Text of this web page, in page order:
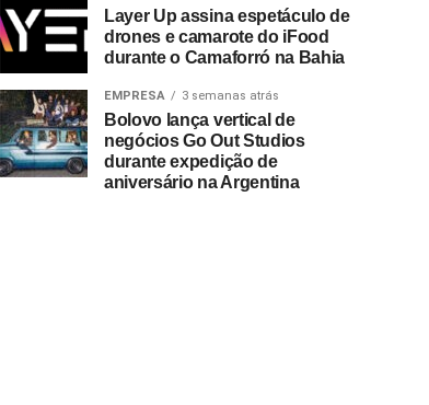
Layer Up assina espetáculo de
drones e camarote do iFood
durante o Camaforró na Bahia
EMPRESA 3 semanas atrás
Bolovo lança vertical de
negócios Go Out Studios
durante expedição de
aniversário na Argentina